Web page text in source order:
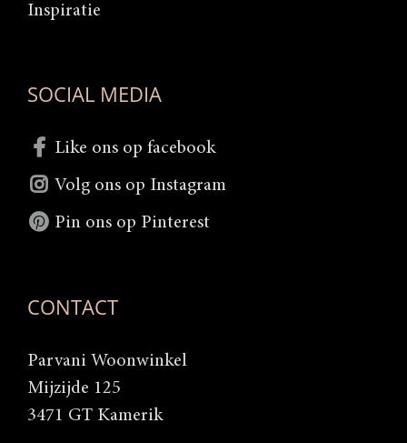
Inspiratie
SOCIAL MEDIA
Like ons op facebook
Volg ons op Instagram
Pin ons op Pinterest
CONTACT
Parvani Woonwinkel
Mijzijde 125
3471 GT Kamerik